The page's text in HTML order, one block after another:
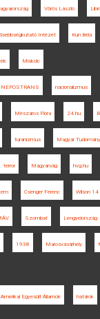
Vörös László
Intézet Kun Béla
Miskolc
NEPOSTRANS nacionalizmus
Mészáros Flóra 24.hu
turanizmus Magyar Tudomány
terror Magyarság hvg.hu
Csenger Ferenc Wilson 14
Szombat Lengyelország
1938 Marosvásárhely
Amerikai Egyesült Államok határok